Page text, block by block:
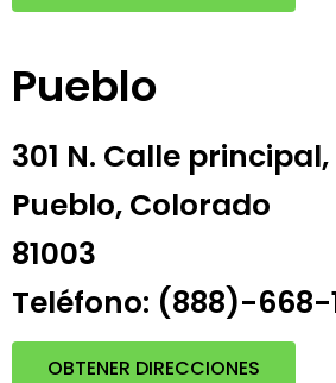
Pueblo
301 N. Calle principal,
Pueblo, Colorado
81003
Teléfono: (888)-668-
OBTENER DIRECCIONES